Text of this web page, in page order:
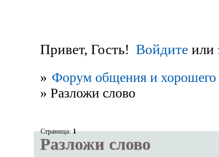
Привет, Гость! Войдите или
» Форум общения и хорошего
» Разложи слово
Разложи слово
Страница:1